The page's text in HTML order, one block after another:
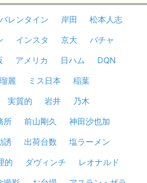
バレンタイン 岸田
松本人志
インスタ 京大
バチャ
アメリカ 日ハム
DQN
麗 ミス日本
稲葉
実質的 岩井
乃木
所 前山剛久
神田沙也加
誘 出荷台数
塩ラーメン
的 ダヴィンチ
レオナルド